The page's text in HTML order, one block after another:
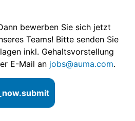
bewerben Sie sich jetzt
Teams! Bitte senden Sie
inkl. Gehaltsvorstellung
E-Mail an jobs@auma.com.